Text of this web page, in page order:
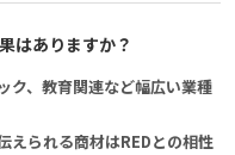
はありますか？
ク、教育関連など幅広い業種
えられる商材はREDとの相性